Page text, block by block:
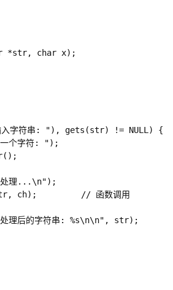
*str, char x);
字符串: "), gets(str) != NULL) {
个字符: ");
理...\n");
ch);         // 函数调用
理后的字符串: %s\n\n", str);